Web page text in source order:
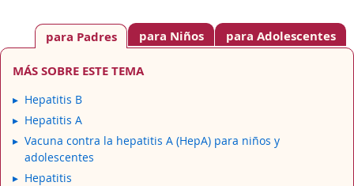
para Adolescentes
para Niños
para Padres
MÁS SOBRE ESTE TEMA
Hepatitis B
Hepatitis A
Vacuna contra la hepatitis A (HepA) para niños y
adolescentes
Hepatitis